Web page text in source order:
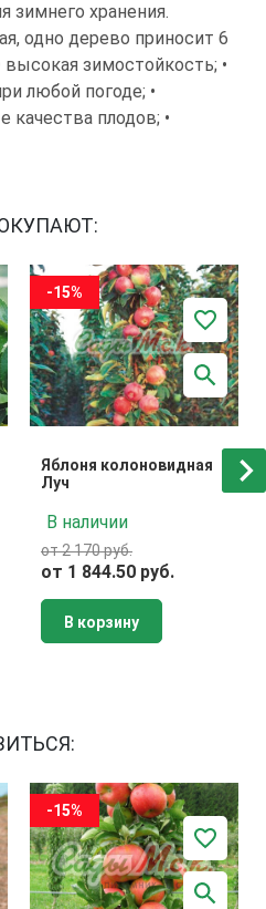
зимнего хранения.
одно дерево приносит 6
высокая зимостойкость; •
любой погоде; •
качества плодов; •
-15%
Яблоня колоновидная
Луч
В наличии
от 2 170 руб.
от 1 844.50 руб.
В корзину
-15%